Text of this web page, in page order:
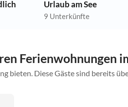
Urlaub am See
9 Unterkünfte
Ferienwohnungen
bieten. Diese Gäste sind bereits